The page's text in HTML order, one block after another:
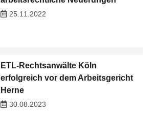
25.11.2022
ETL-Rechtsanwälte Köln
erfolgreich vor dem Arbeitsgericht
Herne
30.08.2023